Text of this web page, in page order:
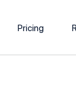
Pricing